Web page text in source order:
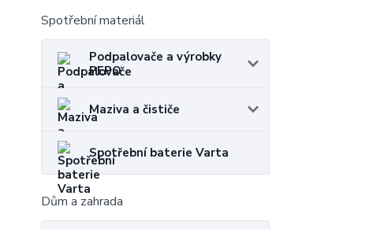
Spotřební materiál
Podpalovače a výrobky
PEPO
Maziva a čističe
Spotřební baterie Varta
Dům a zahrada